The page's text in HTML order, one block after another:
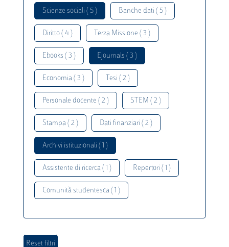
Scienze sociali ( 5 ) Banche dati ( 5 )
Diritto ( 4 ) Terza Missione ( 3 )
Ebooks ( 3 ) Ejournals ( 3 )
Economia ( 3 ) Tesi ( 2 )
Personale docente ( 2 ) STEM ( 2 )
Stampa ( 2 ) Dati finanziari ( 2 )
Archivi istituzionali ( 1 )
Assistente di ricerca ( 1 ) Repertori ( 1 )
Comunità studentesca ( 1 )